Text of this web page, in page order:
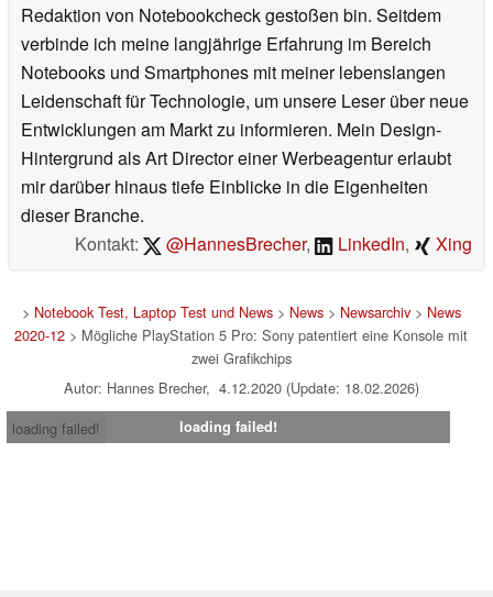
Redaktion von Notebookcheck gestoßen bin. Seitdem
verbinde ich meine langjährige Erfahrung im Bereich
Notebooks und Smartphones mit meiner lebenslangen
Leidenschaft für Technologie, um unsere Leser über neue
Entwicklungen am Markt zu informieren. Mein Design-
Hintergrund als Art Director einer Werbeagentur erlaubt
mir darüber hinaus tiefe Einblicke in die Eigenheiten
dieser Branche.
Kontakt:
@HannesBrecher, LinkedIn, Xing
> Notebook Test, Laptop Test und News> News> Newsarchiv> News
2020-12 > Mögliche PlayStation 5 Pro: Sony patentiert eine Konsole mit
zwei Grafikchips
Autor: Hannes Brecher, 4.12.2020 (Update: 18.02.2026)
loading failed!
loading failed!